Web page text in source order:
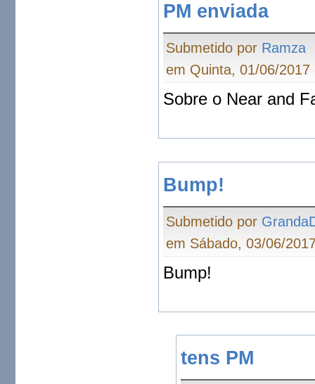
PM enviada
Submetido por Ramza
em Quinta, 01/06/2017
Sobre o Near and
Bump!
Submetido por
em Sábado, 03/06/
Bump!
tens PM